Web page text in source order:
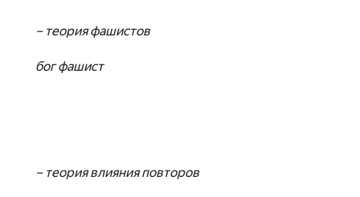
– теория фашистов
бог фашист
– теория влияния повторов